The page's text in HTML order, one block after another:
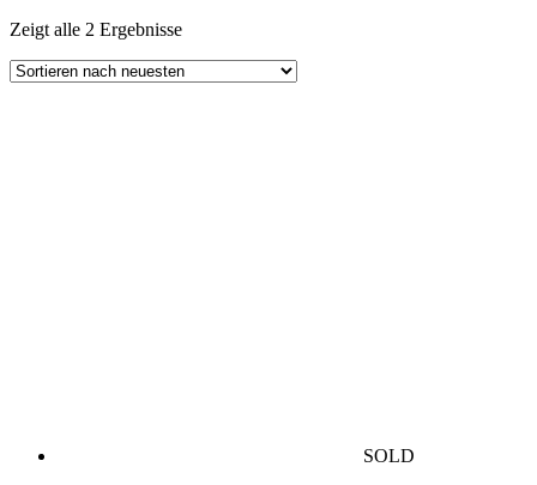
Zeigt alle 2 Ergebnisse
SOLD